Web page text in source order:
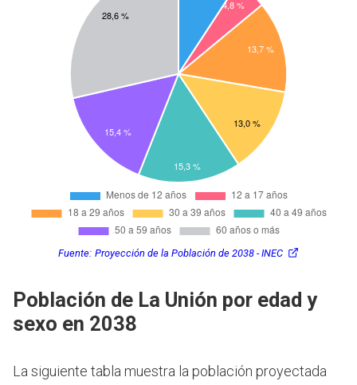
Fuente: Proyección de la Población de 2038 - INEC
Población de La Unión por edad y
sexo en 2038
La siguiente tabla muestra la población proyectada